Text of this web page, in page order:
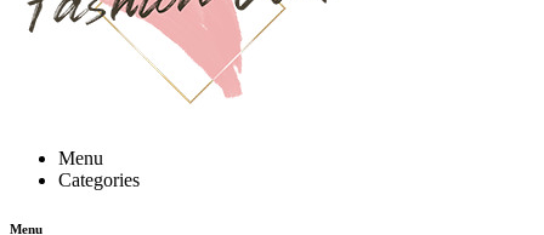
Menu
Categories
Menu